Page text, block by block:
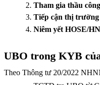
Tham gia thầu
Tiếp cận thị
Niêm yết HOSE/
UBO trong KYB
Theo Thông tư 20/2022